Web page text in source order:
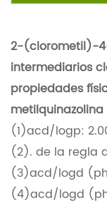
2-(clorometil)-
intermediarios
propiedades
metilquinazolina
(1)acd/logp:
(2). de la regla
(3)acd/logd (ph
(4)acd/logd (ph